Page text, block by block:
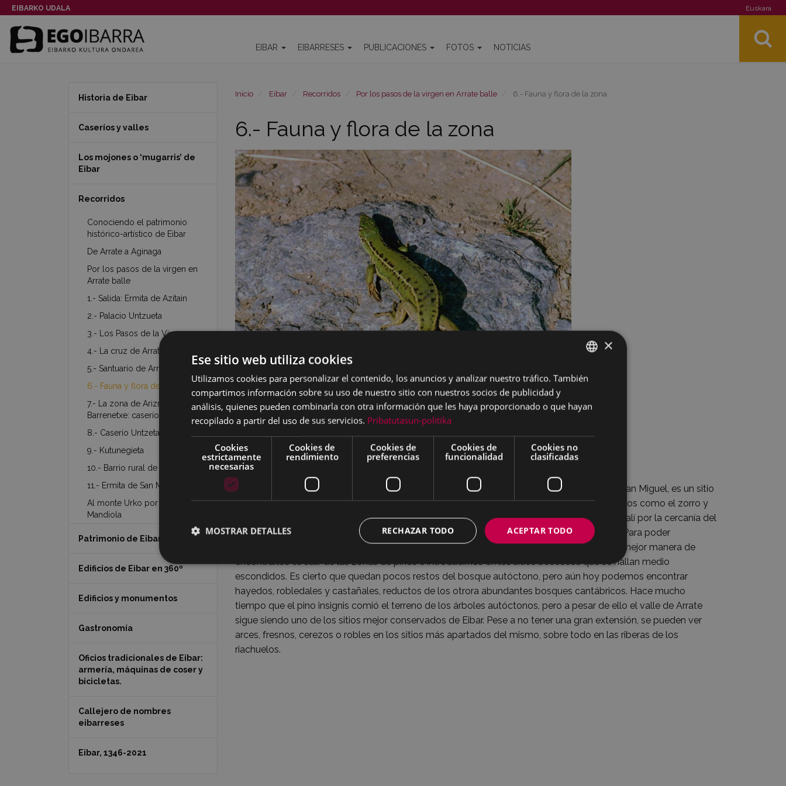
EIBARKO UDALA Euskara
EIBAR EIBARRESES PUBLICACIONES FOTOS NOTICIAS
Inicio Eibar Recorridos Por los pasos de la virgen en Arrate balle 6.- Fauna y flora de la zona
6.- Fauna y flora de la zona
Foto: Lagarto verde (Lacerta viridis) en Arrate Balle (Asier Sarasua).
La barriada de Arrate, situada al lado del río Saturio y las zonas boscosas de San Pedro y San Miguel, es un sitio
muy adecuado para ver especies animales difíciles de ver en otras zonas de Eibar: mamíferos como el zorro y
el turón son más habituales que en otros parajes del pueblo; también es corriente ver al jabalí por la cercanía del
monte Arno, lugar en el que reside. El valle de Arrate es a su vez morada de muchas aves. Para poder
observarlas basta con hacer una pequeña excursión por la zona con unos prismáticos. La mejor manera de
encontrarlos es salir de las zonas de pinos e introducirnos en los sitios boscosos que se hallan medio
escondidos. Es cierto que quedan pocos restos del bosque autóctono, pero aún hoy podemos encontrar
hayedos, robledales y castañales, reductos de los otrora abundantes bosques cantábricos. Hace mucho
tiempo que el pino insignis comió el terreno de los árboles autóctonos, pero a pesar de ello el valle de Arrate
sigue siendo uno de los sitios mejor conservados de Eibar. Pese a no tener una gran extensión, se pueden ver
arces, fresnos, cerezos o robles en los sitios más apartados del mismo, sobre todo en las riberas de los
riachuelos.
Historia de Eibar
Caseríos y valles
Los mojones o ‘mugarris’ de
Eibar
Recorridos
Conociendo el patrimonio
histórico-artístico de Eibar
De Arrate a Aginaga
Por los pasos de la virgen en
Arrate balle
1.- Salida: Ermita de Azitain
2.- Palacio Untzueta
3.- Los Pasos de la Virgen
4.- La cruz de Arrate
5.- Santuario de Arrate
6.- Fauna y flora de la zona
7.- La zona de Arizmendi-
Barrenetxe: caseríos y molinos
8.- Caserío Untzeta
9.- Kutunegieta
10.- Barrio rural de Arrate
11.- Ermita de San Martin
Al monte Urko por el valle
Mandiola
Patrimonio de Eibar
Edificios de Eibar en 360º
Edificios y monumentos
Gastronomía
Oficios tradicionales de Eibar:
armería, máquinas de coser y
bicicletas.
Callejero de nombres
eibarreses
Eibar, 1346-2021
BASQUE
×
Ese sitio web utiliza cookies
Utilizamos cookies para personalizar el contenido, los anuncios y analizar nuestro tráfico. También
compartimos información sobre su uso de nuestro sitio con nuestros socios de publicidad y
análisis, quienes pueden combinarla con otra información que les haya proporcionado o que hayan
recopilado a partir del uso de sus servicios. Pribatutasun-politika
Cookies
estrictamente
necesarias
Cookies de
rendimiento
Cookies de
preferencias
Cookies de
funcionalidad
Cookies no
clasificadas
ACEPTAR TODO
RECHAZAR TODO
MOSTRAR DETALLES